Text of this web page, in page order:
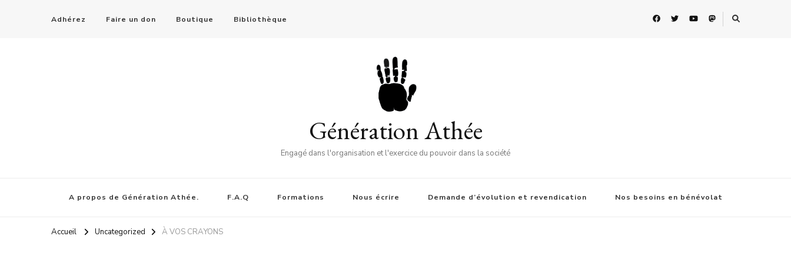
Adhérez Faire un don Boutique Bibliothèque
Génération Athée
Engagé dans l'organisation et l'exercice du pouvoir dans la société
A propos de Génération Athée. F.A.Q Formations Nous écrire Demande d’évolution et revendication Nos besoins en bénévolat
Accueil Uncategorized À VOS CRAYONS